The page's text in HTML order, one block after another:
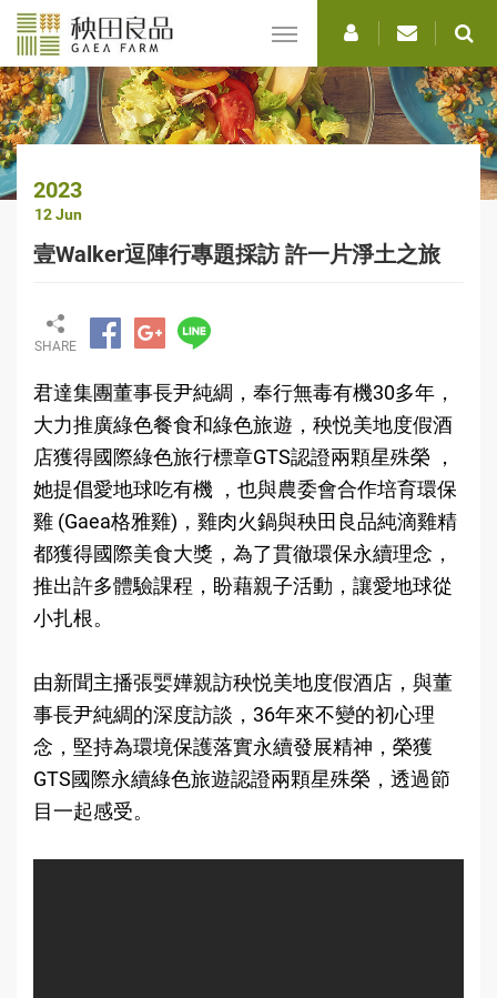
單
2023
12 Jun
壹Walker逗陣行專題採訪 許一片淨土之旅
SHARE
君達集團董事長尹純綢，奉行無毒有機30多年，
大力推廣綠色餐食和綠色旅遊，秧悦美地度假酒
店獲得國際綠色旅行標章GTS認證兩顆星殊榮 ，
她提倡愛地球吃有機 ，也與農委會合作培育環保
雞 (Gaea格雅雞)，雞肉火鍋與秧田良品純滴雞精
都獲得國際美食大獎，為了貫徹環保永續理念，
推出許多體驗課程，盼藉親子活動，讓愛地球從
小扎根。
由新聞主播張婯嬅親訪秧悦美地度假酒店，與董
事長尹純綢的深度訪談，36年來不變的初心理
念，堅持為環境保護落實永續發展精神，榮獲
GTS國際永續綠色旅遊認證兩顆星殊榮，透過節
目一起感受。